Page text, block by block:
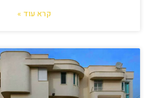
קרא עוד »